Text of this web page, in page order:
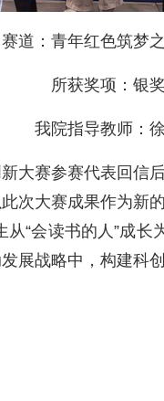
赛道：青年红色筑梦
所获奖项：银奖
我院指导教师：
大赛参赛代表回信
次大赛成果作为新
“会读书的人”成
展战略中，构建科